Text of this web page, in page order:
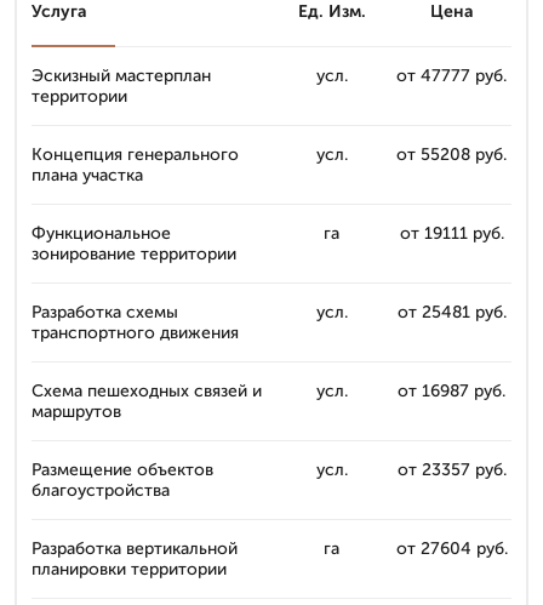
Услуга Ед. Изм. Цена
Эскизный мастерплан
территории
усл. от 47777 руб.
Концепция генерального
плана участка
усл. от 55208 руб.
Функциональное
зонирование территории
га от 19111 руб.
Разработка схемы
транспортного движения
усл. от 25481 руб.
Схема пешеходных связей и
маршрутов
усл. от 16987 руб.
Размещение объектов
благоустройства
усл. от 23357 руб.
Разработка вертикальной
планировки территории
га от 27604 руб.